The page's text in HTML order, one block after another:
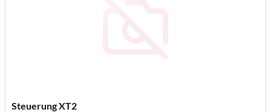
Steuerung XT2